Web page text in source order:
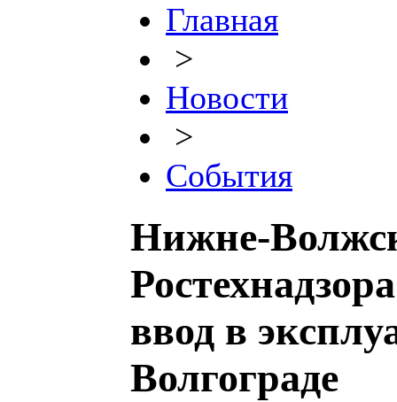
Главная
>
Новости
>
События
Нижне-
ввод в
Волгограде